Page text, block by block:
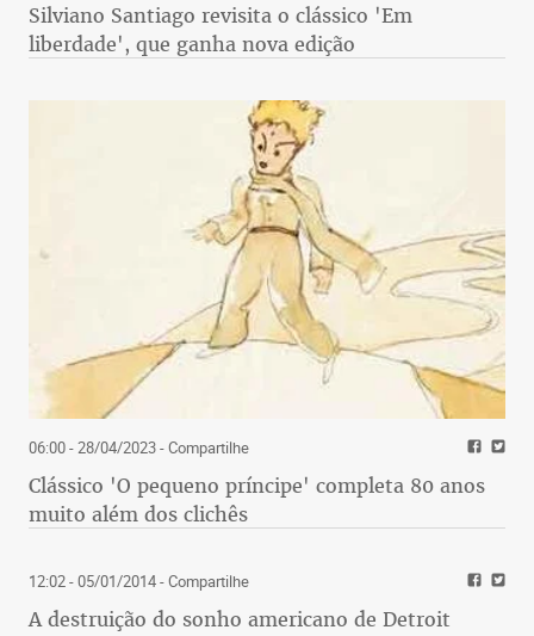
Silviano Santiago revisita o clássico 'Em
liberdade', que ganha nova edição
06:00 - 28/04/2023- Compartilhe
Clássico 'O pequeno príncipe' completa 80 anos
muito além dos clichês
12:02 - 05/01/2014- Compartilhe
A destruição do sonho americano de Detroit